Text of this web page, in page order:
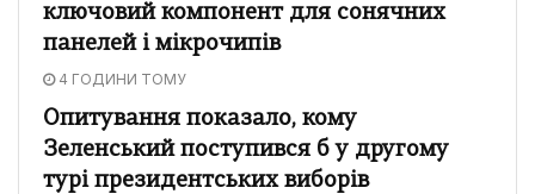
ключовий компонент для сонячних
панелей і мікрочипів
4 ГОДИНИ ТОМУ
Опитування показало, кому
Зеленський поступився б у другому
турі президентських виборів